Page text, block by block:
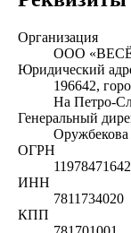
Организация
ООО
Юридический
196642,
На Петро-
Генеральный
ОГРН
ИНН
7811734020
КПП